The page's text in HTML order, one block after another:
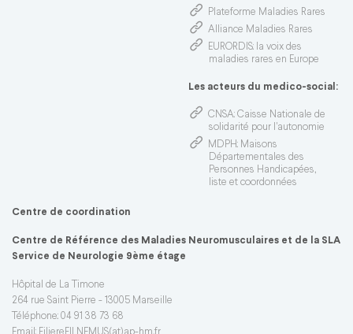
Plateforme Maladies Rares
Alliance Maladies Rares
EURORDIS: la voix des
maladies rares en Europe
Les acteurs du medico-social:
CNSA: Caisse Nationale de
solidarité pour l'autonomie
MDPH: Maisons
Départementales des
Personnes Handicapées,
liste et coordonnées
Centre de coordination
Centre de Référence des Maladies Neuromusculaires et de la SLA
Service de Neurologie 9ème étage
Hôpital de La Timone
264 rue Saint Pierre - 13005 Marseille
Téléphone: 04 91 38 73 68
Email: FiliereFILNEMUS(at)ap-hm.fr